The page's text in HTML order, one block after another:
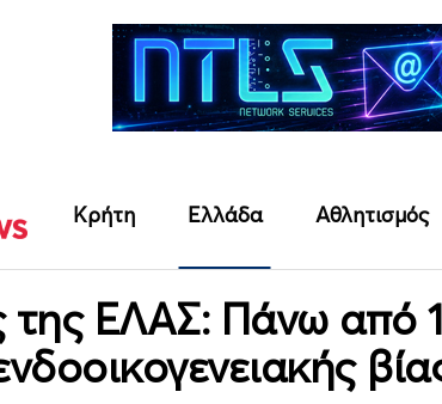
Κρήτη Ελλάδα Αθλητισμός
της ΕΛΑΣ: Πάνω από